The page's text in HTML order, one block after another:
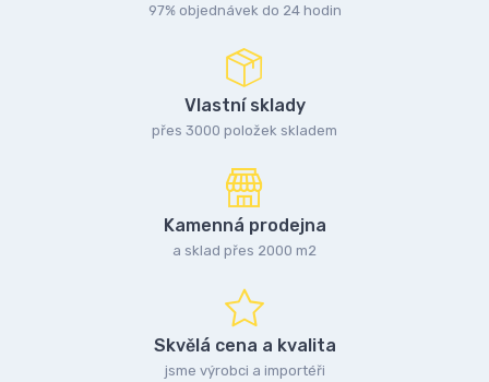
97% objednávek do 24 hodin
Vlastní sklady
přes 3000 položek skladem
Kamenná prodejna
a sklad přes 2000 m2
Skvělá cena a kvalita
jsme výrobci a importéři